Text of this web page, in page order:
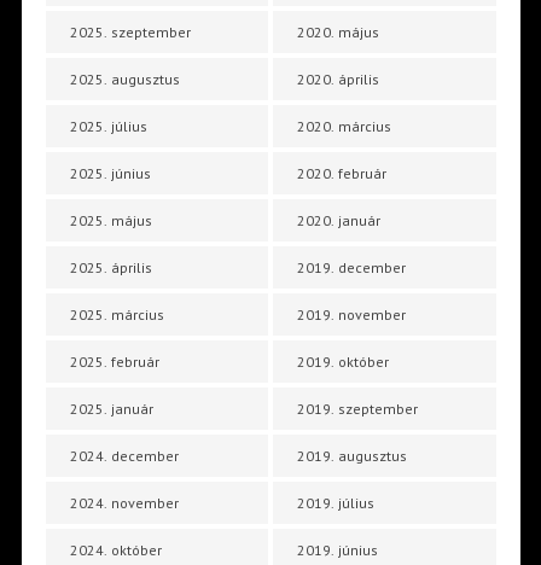
2025. szeptember
2025. augusztus
2025. július
2025. június
2025. május
2025. április
2025. március
2025. február
2025. január
2024. december
2024. november
2024. október
2020. május
2020. április
2020. március
2020. február
2020. január
2019. december
2019. november
2019. október
2019. szeptember
2019. augusztus
2019. július
2019. június